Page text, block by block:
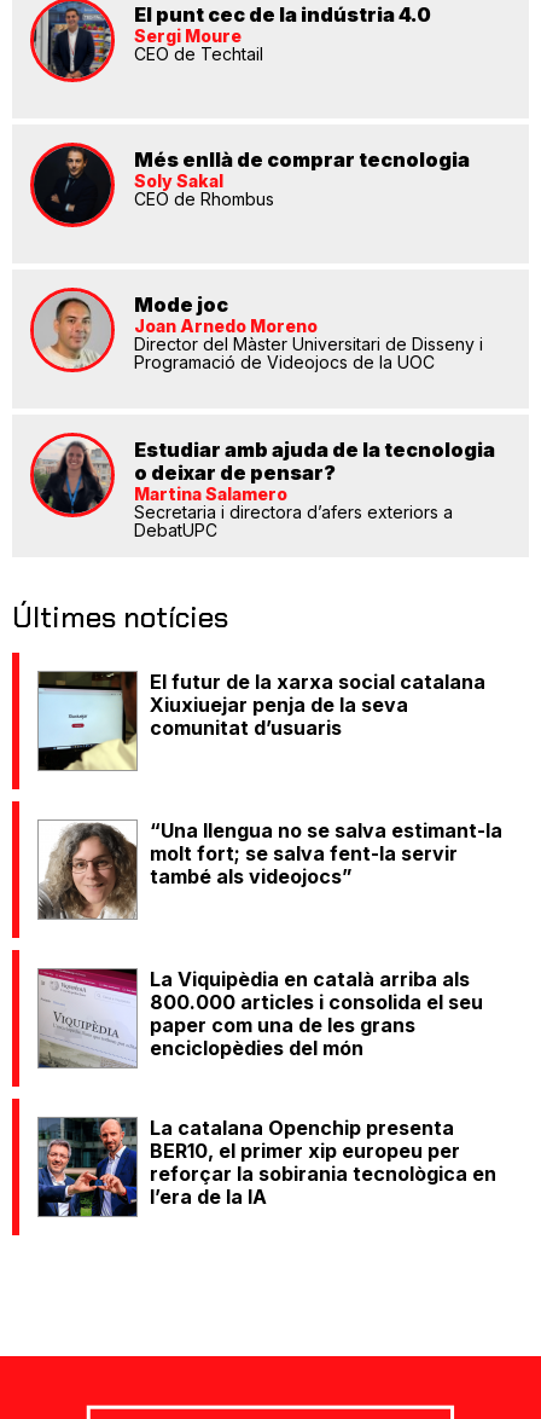
El punt cec de la indústria 4.0
Sergi Moure
CEO de Techtail
Més enllà de comprar tecnologia
Soly Sakal
CEO de Rhombus
Mode joc
Joan Arnedo Moreno
Director del Màster Universitari de Disseny i
Programació de Videojocs de la UOC
Estudiar amb ajuda de la tecnologia
o deixar de pensar?
Martina Salamero
Secretaria i directora d’afers exteriors a
DebatUPC
Últimes notícies
El futur de la xarxa social catalana
Xiuxiuejar penja de la seva
comunitat d’usuaris
“Una llengua no se salva estimant-la
molt fort; se salva fent-la servir
també als videojocs”
La Viquipèdia en català arriba als
800.000 articles i consolida el seu
paper com una de les grans
enciclopèdies del món
La catalana Openchip presenta
BER10, el primer xip europeu per
reforçar la sobirania tecnològica en
l’era de la IA